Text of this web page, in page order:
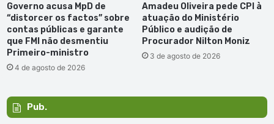
Governo acusa MpD de
“distorcer os factos” sobre
contas públicas e garante
que FMI não desmentiu
Primeiro-ministro
4 de agosto de 2026
Amadeu Oliveira pede CPI à
atuação do Ministério
Público e audição de
Procurador Nilton Moniz
3 de agosto de 2026
Pub.